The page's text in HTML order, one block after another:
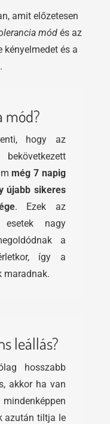
amit előzetesen
mód és az
kényelmedet és a
mód?
hogy az
még 7 napig
újabb sikeres
. Ezek az
esetek nagy
a
így a
maradnak.
leállás?
hosszabb
akkor ha van
azután tiltja le